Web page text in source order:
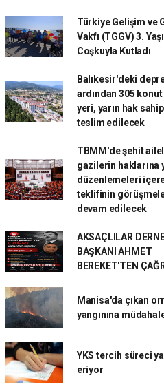
Türkiye Gelişim ve
Vakfı (TGGV) 3.
Coşkuyla Kutladı
Balıkesir'deki
ardından 305 konut
yeri, yarın hak
teslim edilecek
TBMM'de şehit
gazilerin haklarına
düzenlemeleri
teklifinin
devam edilecek
AKSAÇLILAR
BAŞKANI AHMET
BEREKET'TEN
Manisa'da çıkan
yangınına
YKS tercih süreci
eriyor